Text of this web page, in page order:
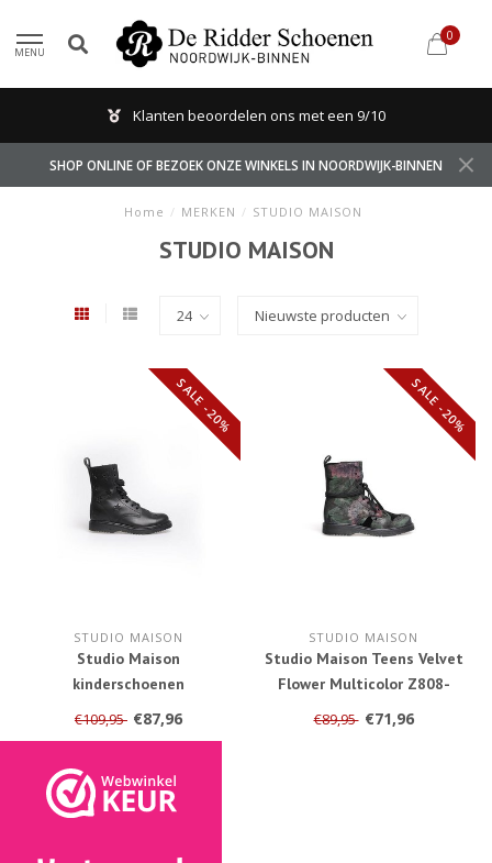
MENU
0
Klanten beoordelen ons met een 9/10
SHOP ONLINE OF BEZOEK ONZE WINKELS IN NOORDWIJK-BINNEN
Home / MERKEN / STUDIO MAISON
STUDIO MAISON
SALE -20%
STUDIO MAISON
Studio Maison
kinderschoenen
€109,95 €87,96
SALE -20%
STUDIO MAISON
Studio Maison Teens Velvet
Flower Multicolor Z808-
5072-900
€89,95 €71,96